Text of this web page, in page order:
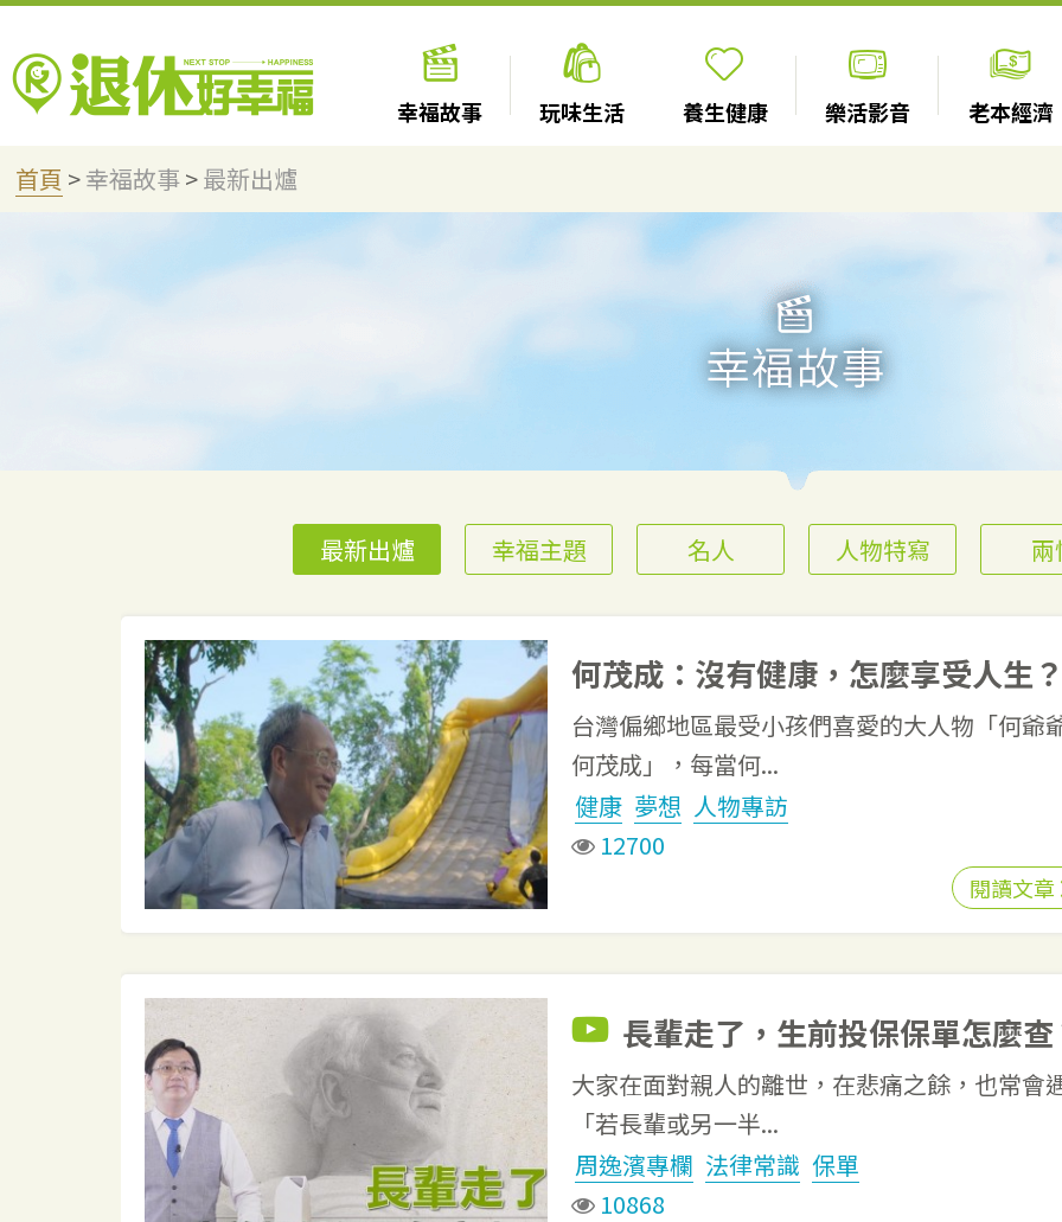
幸福故事 玩味生活 養生健康 樂活影音 老本經濟
首頁 >幸福故事>最新出爐
最新出爐 幸福主題 名人 人物特寫 兩
何茂成：沒有健康，怎麼享受人生？
台灣偏鄉地區最受小孩們喜愛的大人物「何爺
何茂成」，每當何...
健康 夢想 人物專訪
12700
閱讀文章
長輩走了，生前投保保單怎麼查
大家在面對親人的離世，在悲痛之餘，也常會
「若長輩或另一半...
周逸濱專欄 法律常識 保單
10868